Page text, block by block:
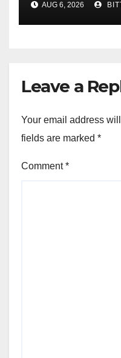
AUG 6, 2026
Leave a
Your email address
fields are marked *
Comment*